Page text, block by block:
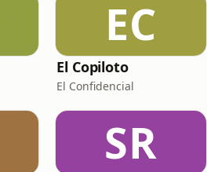
EC
El Copiloto
El Confidencial
SR